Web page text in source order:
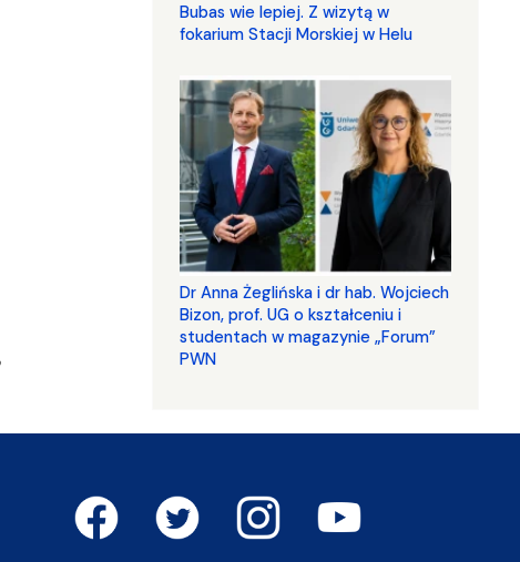
Bubas wie lepiej. Z wizytą w
fokarium Stacji Morskiej w Helu
​​​​​​​Dr Anna Żeglińska i dr hab. Wojciech
Bizon, prof. UG o kształceniu i
studentach w magazynie „Forum”
PWN